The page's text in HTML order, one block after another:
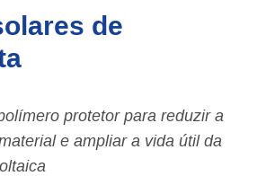
de
protetor para reduzir a
e ampliar a vida útil da